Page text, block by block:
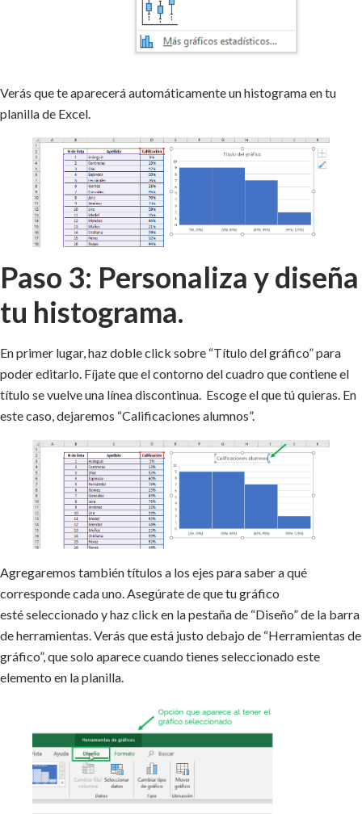
Verás que te aparecerá automáticamente un histograma en tu
planilla de Excel.
Paso 3: Personaliza y diseña
tu histograma.
En primer lugar, haz doble click sobre “Título del gráfico” para
poder editarlo. Fíjate que el contorno del cuadro que contiene el
título se vuelve una línea discontinua. Escoge el que tú quieras. En
este caso, dejaremos “Calificaciones alumnos”.
Agregaremos también títulos a los ejes para saber a qué
corresponde cada uno. Asegúrate de que tu gráfico
esté seleccionado y haz click en la pestaña de “Diseño” de la barra
de herramientas. Verás que está justo debajo de “Herramientas de
gráfico”, que solo aparece cuando tienes seleccionado este
elemento en la planilla.